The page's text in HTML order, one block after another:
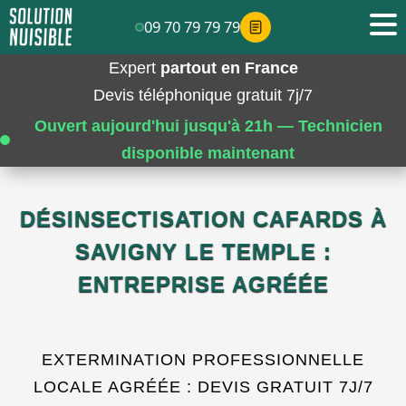
Expert partout en France
Devis téléphonique gratuit 7j/7
Ouvert aujourd'hui jusqu'à 21h — Technicien
disponible maintenant
DÉSINSECTISATION CAFARDS À
SAVIGNY LE TEMPLE :
ENTREPRISE AGRÉÉE
EXTERMINATION PROFESSIONNELLE
LOCALE AGRÉÉE : DEVIS GRATUIT 7J/7
09 70 79 79 79